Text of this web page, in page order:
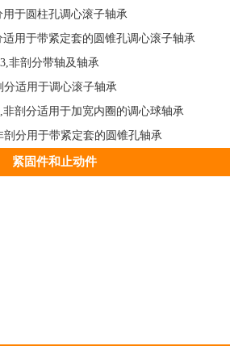
于圆柱孔调心滚子轴承
用于带紧定套的圆锥孔调心滚子轴承
非剖分带轴及轴承
分适用于调心滚子轴承
非剖分适用于加宽内圈的调心球轴承
剖分用于带紧定套的圆锥孔轴承
紧固件和止动件